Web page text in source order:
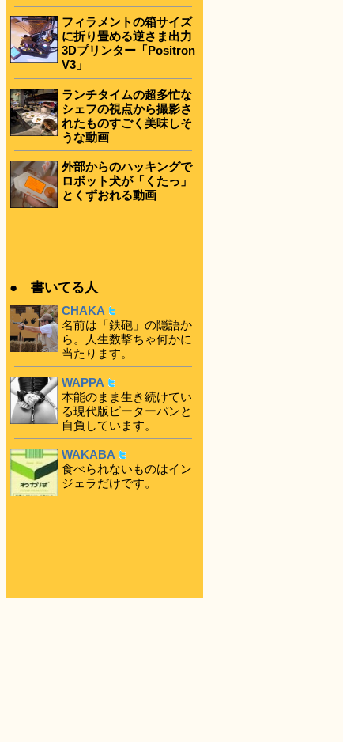
フィラメントの箱サイズ
に折り畳める逆さま出力
3Dプリンター「Positron
V3」
ランチタイムの超多忙な
シェフの視点から撮影さ
れたものすごく美味しそ
うな動画
外部からのハッキングで
ロボット犬が「くたっ」
とくずおれる動画
● 書いてる人
CHAKA
名前は「鉄砲」の隠語か
ら。人生数撃ちゃ何かに
当たります。
WAPPA
本能のまま生き続けてい
る現代版ピーターパンと
自負しています。
WAKABA
食べられないものはイン
ジェラだけです。